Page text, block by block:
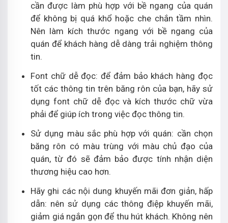
cần được làm phù hợp với bề ngang của quán
để không bị quá khổ hoặc che chắn tầm nhìn.
Nên làm kích thước ngang với bề ngang của
quán để khách hàng dễ dàng trải nghiệm thông
tin.
Font chữ dễ đọc: để đảm bảo khách hàng đọc
tốt các thông tin trên băng rôn của bạn, hãy sử
dụng font chữ dễ đọc và kích thước chữ vừa
phải để giúp ích trong việc đọc thông tin.
Sử dụng màu sắc phù hợp với quán: cần chọn
băng rôn có màu trùng với màu chủ đạo của
quán, từ đó sẽ đảm bảo được tính nhận diện
thương hiệu cao hơn.
Hãy ghi các nội dung khuyến mãi đơn giản, hấp
dẫn: nên sử dụng các thông điệp khuyến mãi,
giảm giá ngắn gọn để thu hút khách. Không nên